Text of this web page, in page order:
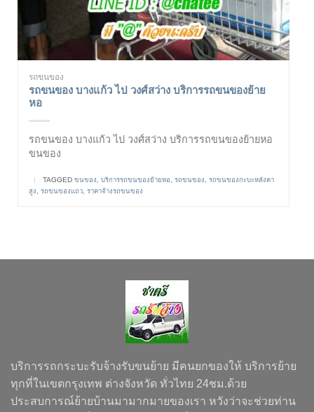
รถขนของ
รถขนของ บางแก้ว ไป วงศ์สว่าง บริการรถขนของย้าย
หอ
รถขนของ บางแก้ว ไป วงศ์สว่าง บริการรถขนของย้ายหอ
ขนของ
TAGGED ขนของ, บริการรถขนของย้ายหอ, รถขนของ, รถขนของกะบะหลังคา
สูง, รถขนของแถว, ราคาจ้างรถขนของ
บริการรถกระบะรับจ้างรับขนย้าย มีคนยกของให้ บริการย้าย
ทุกที่ในเขตกรุงเทพ ต่างจังหวัด ทั่วไทย 24ชม.ด้วย
ประสบการณ์ย้ายบ้านมามากมายของเรา หวังว่าจะช่วยท่าน